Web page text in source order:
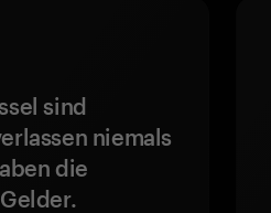
sind
niemals
die